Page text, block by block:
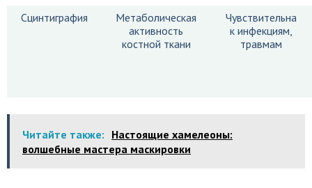
Сцинтиграфия
Метаболическая
активность
костной ткани
Чувствительна
к инфекциям,
травмам
Читайте также: Настоящие хамелеоны:
волшебные мастера маскировки